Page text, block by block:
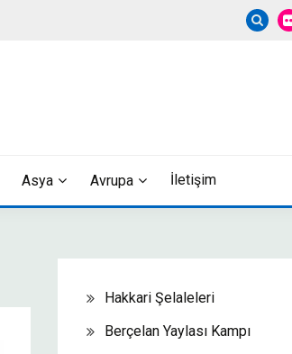
Asya Avrupa İletişim
Hakkari Şelaleleri
Berçelan Yaylası Kampı